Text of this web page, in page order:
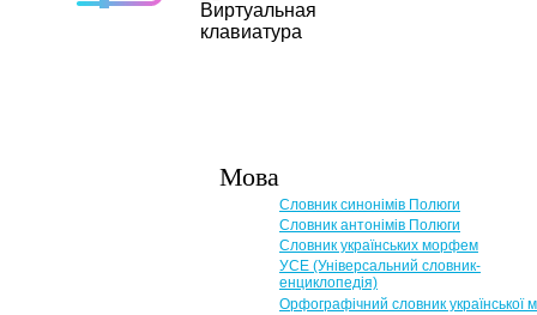
Мова
Словник синонімів Полюги
Словник антонімів Полюги
Словник українських морфем
УСЕ (Універсальний словник-
енциклопедія)
Орфографічний словник української